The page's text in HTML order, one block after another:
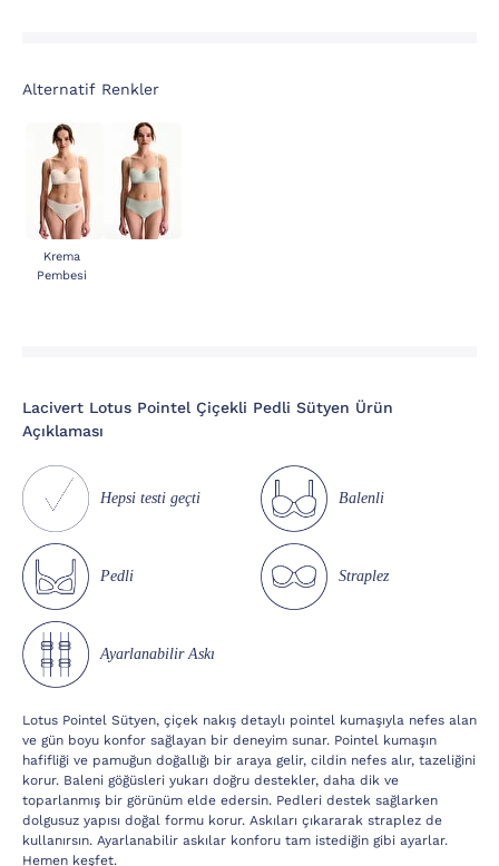
Alternatif Renkler
Krema
Pembesi
Lacivert Lotus Pointel Çiçekli Pedli Sütyen Ürün
Açıklaması
Hepsi testi geçti Balenli
Pedli Straplez
Ayarlanabilir Askı
Lotus Pointel Sütyen, çiçek nakış detaylı pointel kumaşıyla nefes alan
ve gün boyu konfor sağlayan bir deneyim sunar. Pointel kumaşın
hafifliği ve pamuğun doğallığı bir araya gelir, cildin nefes alır, tazeliğini
korur. Baleni göğüsleri yukarı doğru destekler, daha dik ve
toparlanmış bir görünüm elde edersin. Pedleri destek sağlarken
dolgusuz yapısı doğal formu korur. Askıları çıkararak straplez de
kullanırsın. Ayarlanabilir askılar konforu tam istediğin gibi ayarlar.
Hemen keşfet.